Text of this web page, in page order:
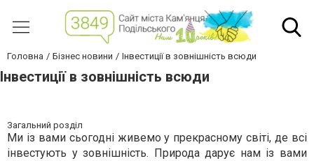
Головна Бізнес новини Інвестиції в зовнішність всюди
Інвестиції в зовнішність всюди
Загальний розділ
Ми із вами сьогодні живемо у прекрасному світі, де всі
інвестують у зовнішність. Природа дарує нам із вами